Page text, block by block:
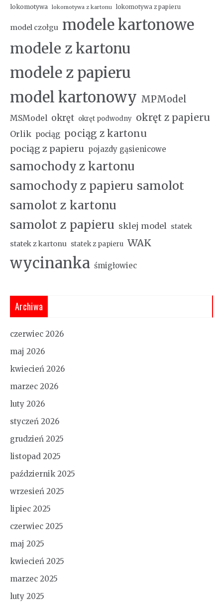
lokomotywa lokomotywa z kartonu lokomotywa z papieru
model czołgu modele kartonowe
modele z kartonu
modele z papieru
model kartonowy MPModel
MSModel okręt okręt podwodny okręt z papieru
Orlik pociąg pociąg z kartonu
pociąg z papieru pojazdy gąsienicowe
samochody z kartonu
samochody z papieru samolot
samolot z kartonu
samolot z papieru sklej model
statek
statek z kartonu statek z papieru WAK
wycinanka śmigłowiec
Archiwa
czerwiec 2026
maj 2026
kwiecień 2026
marzec 2026
luty 2026
styczeń 2026
grudzień 2025
listopad 2025
październik 2025
wrzesień 2025
lipiec 2025
czerwiec 2025
maj 2025
kwiecień 2025
marzec 2025
luty 2025